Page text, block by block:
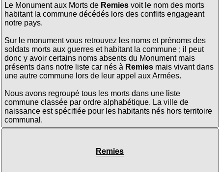
Le Monument aux Morts de Remiesvoit le nom des morts
habitant la commune décédés lors des conflits engageant
notre pays.
Sur le monument vous retrouvez les noms et prénoms des
soldats morts aux guerres et habitant la commune ; il peut
donc y avoir certains noms absents du Monument mais
présents dans notre liste car nés à Remiesmais vivant dans
une autre commune lors de leur appel aux Armées.
Nous avons regroupé tous les morts dans une liste
commune classée par ordre alphabétique. La ville de
naissance est spécifiée pour les habitants nés hors territoire
communal.
Remies